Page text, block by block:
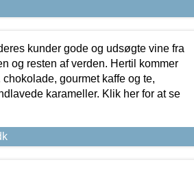
kunder gode og udsøgte vine fra
og resten af verden. Hertil kommer
gourmet kaffe og te,
karameller. Klik her for at se